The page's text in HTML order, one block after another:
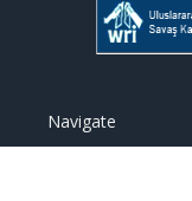
Navigate